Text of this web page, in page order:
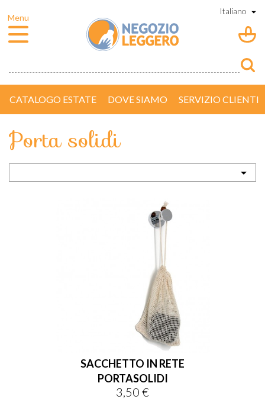
CATALOGO ESTATE DOVE SIAMO SERVIZIO CLIENTI
Porta solidi

SACCHETTO IN RETE
PORTASOLIDI
Prezzo
3,50 €